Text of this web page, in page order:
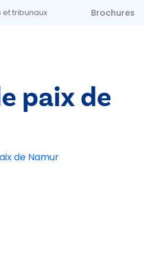
et tribunaux Brochures
paix de
de Namur